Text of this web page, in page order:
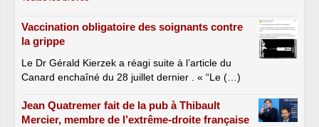
Vaccination obligatoire des soignants contre
la grippe
Le Dr Gérald Kierzek a réagi suite à l’article du
Canard enchaîné du 28 juillet dernier . « “Le (…)
Jean Quatremer fait de la pub à Thibault
Mercier, membre de l’extrême-droite française